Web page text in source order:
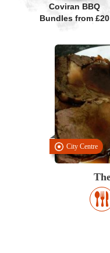
Coviran BBQ
Bundles from £20
City Centre